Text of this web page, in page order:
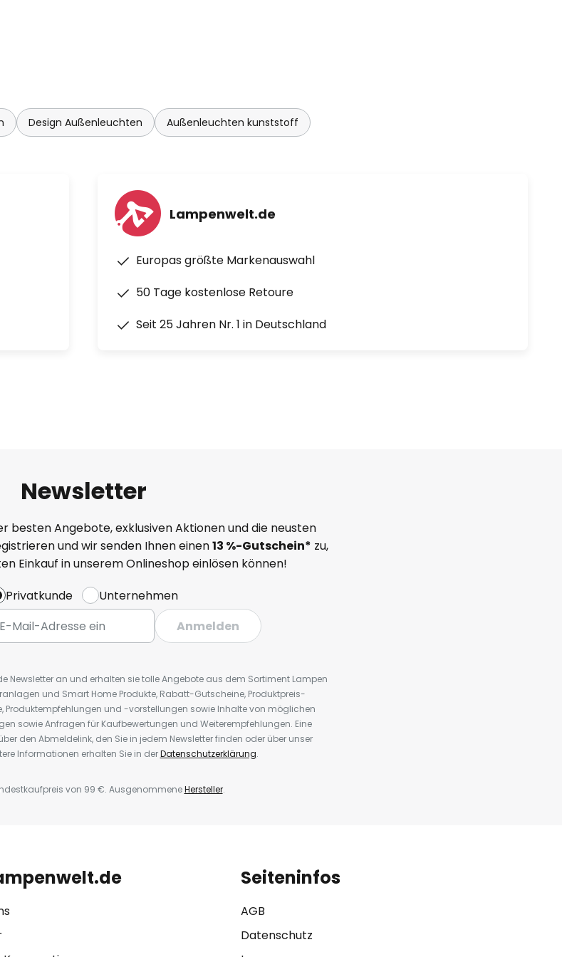
Design Außenleuchten Außenleuchten kunststoff
Lampenwelt.de
Europas größte Markenauswahl
50 Tage kostenlose Retoure
Seit 25 Jahren Nr. 1 in Deutschland
Newsletter
besten Angebote, exklusiven Aktionen und die neusten
und wir senden Ihnen einen13 %-Gutschein* zu,
Einkauf in unserem Onlineshop einlösen können!
Privatkunde
Unternehmen
Anmelden
Newsletter an und erhalten sie tolle Angebote aus dem Sortiment Lampen
und Smart Home Produkte, Rabatt-Gutscheine, Produktpreis-
Produktempfehlungen und -vorstellungen sowie Inhalte von möglichen
sowie Anfragen für Kaufbewertungen und Weiterempfehlungen. Eine
den Abmeldelink, den Sie in jedem Newsletter finden oder über unser
Informationen erhalten Sie in derDatenschutzerklärung.
von 99 €. AusgenommeneHersteller.
Seiteninfos
AGB
Datenschutz